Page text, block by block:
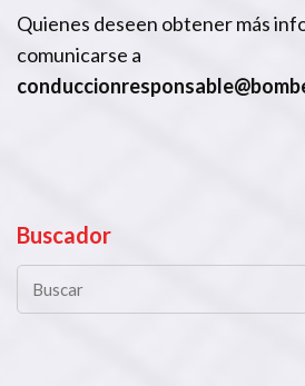
Quienes deseen obtener más
comunicarse a
Buscador